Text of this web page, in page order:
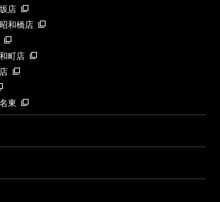
店
和橋店
町店
東